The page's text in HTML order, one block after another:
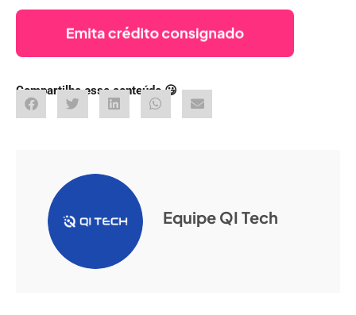
Compartilhe esse conteúdo 😃
Equipe QI Tech